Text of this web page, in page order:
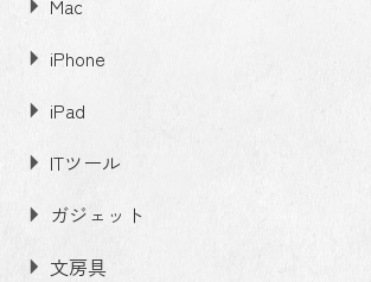
Mac
iPhone
iPad
ITツール
ガジェット
文房具